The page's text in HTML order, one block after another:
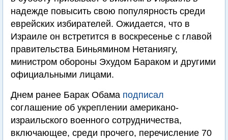
надежде повысить свою популярность среди
еврейских избирателей. Ожидается, что в
Израиле он встретится в воскресенье с главой
правительства Биньямином Нетаниягу,
министром обороны Эхудом Бараком и другими
официальными лицами.
Днем ранее Барак Обама подписал
соглашение об укреплении американо-
израильского военного сотрудничества,
включающее, среди прочего, перечисление 70